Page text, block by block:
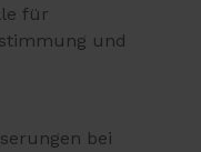
für
und
bei